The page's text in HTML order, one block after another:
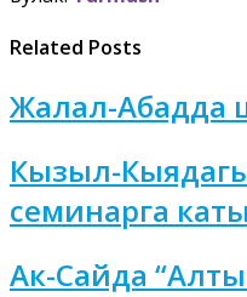
Related Posts
Жалал-Абадда
Кызыл-
семинарга
Ак-Сайда